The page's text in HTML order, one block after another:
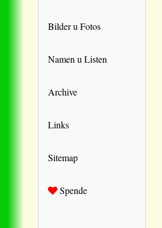
Bilder u Fotos
Namen u Listen
Archive
Links
Sitemap
Spende